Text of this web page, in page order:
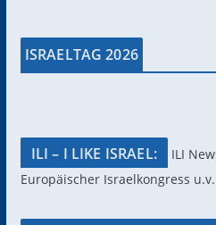
ISRAELTAG 2026
ILI – I LIKE ISRAEL:
ILI
Europäischer Israelkongress